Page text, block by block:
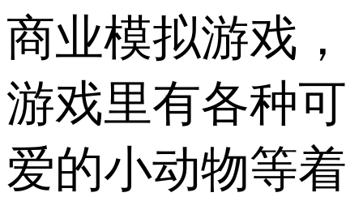
商业模拟游戏，
游戏里有各种可
爱的小动物等着